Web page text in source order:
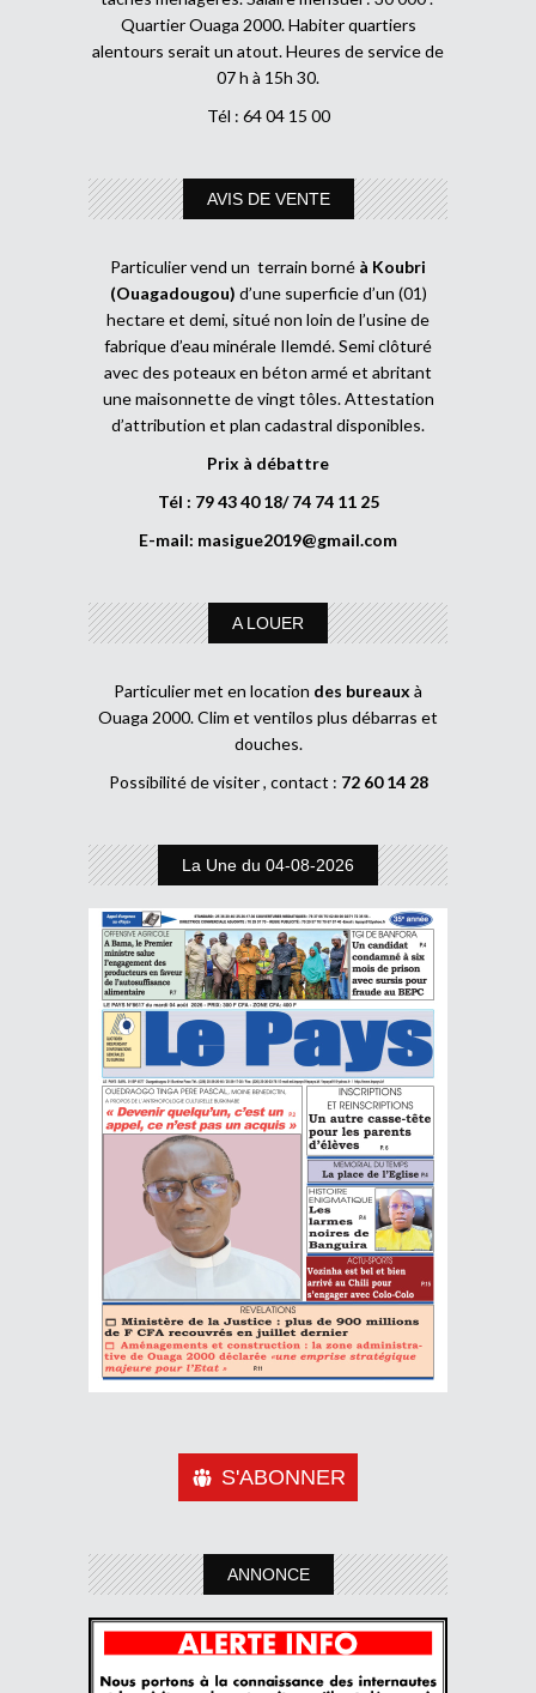
Quartier Ouaga 2000. Habiter quartiers
alentours serait un atout. Heures de service de
07 h à 15h 30.
Tél : 64 04 15 00
AVIS DE VENTE
Particulier vend un terrain borné à Koubri
(Ouagadougou) d’une superficie d’un (01)
hectare et demi, situé non loin de l’usine de
fabrique d’eau minérale Ilemdé. Semi clôturé
avec des poteaux en béton armé et abritant
une maisonnette de vingt tôles. Attestation
d’attribution et plan cadastral disponibles.
Prix à débattre
Tél : 79 43 40 18/ 74 74 11 25
E-mail: masigue2019@gmail.com
A LOUER
Particulier met en location des bureaux à
Ouaga 2000. Clim et ventilos plus débarras et
douches.
Possibilité de visiter , contact : 72 60 14 28
La Une du 04-08-2026
S'ABONNER
ANNONCE